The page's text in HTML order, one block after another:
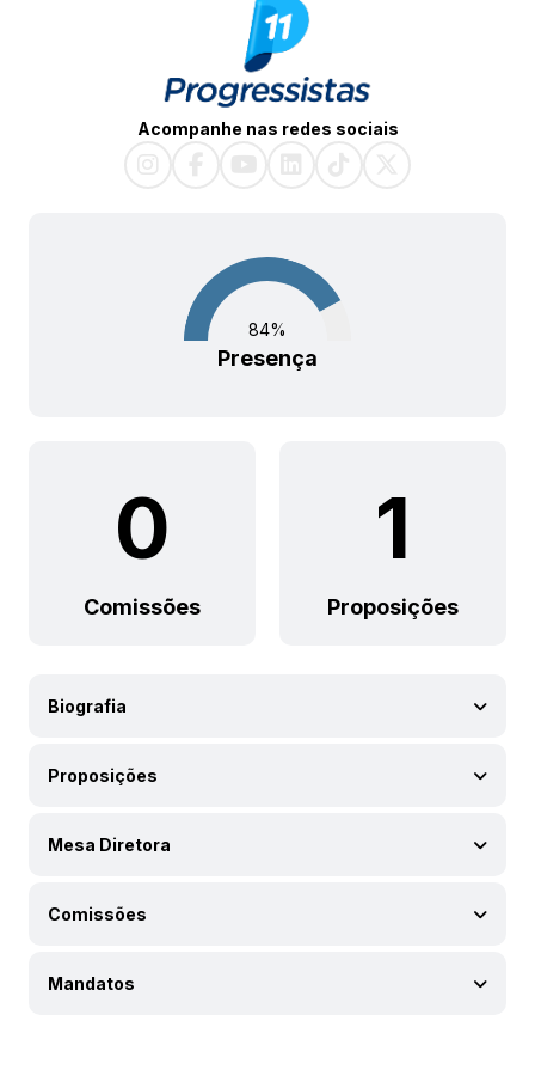
Acompanhe nas redes sociais
84%
Presença
0
Comissões
1
Proposições
Biografia
Proposições
Mesa Diretora
Comissões
Mandatos